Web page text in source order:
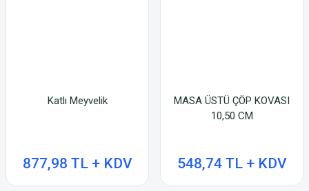
Katlı Meyvelik
877,98 TL + KDV
MASA ÜSTÜ ÇÖP KOVASI
10,50 CM
548,74 TL + KDV